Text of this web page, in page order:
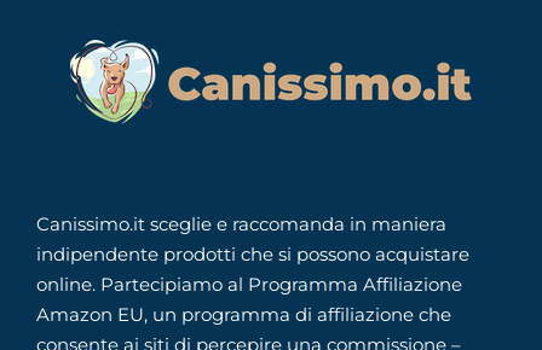
Canissimo.it sceglie e raccomanda in maniera
indipendente prodotti che si possono acquistare
online. Partecipiamo al Programma Affiliazione
Amazon EU, un programma di affiliazione che
consente ai siti di percepire una commissione –